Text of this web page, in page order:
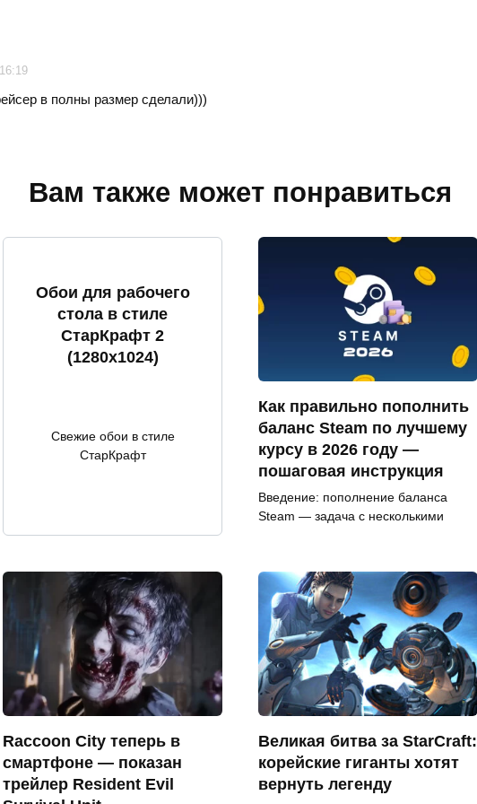
в полны размер сделали)))
Вам также может понравиться
Обои для рабочего
стола в стиле
СтарКрафт 2
(1280х1024)
Свежие обои в стиле
СтарКрафт
Как правильно пополнить
баланс Steam по лучшему
курсу в 2026 году —
пошаговая инструкция
Введение: пополнение баланса
Steam — задача с несколькими
Raccoon City теперь в
смартфоне — показан
трейлер Resident Evil
Великая битва за StarCraft:
корейские гиганты хотят
вернуть легенду